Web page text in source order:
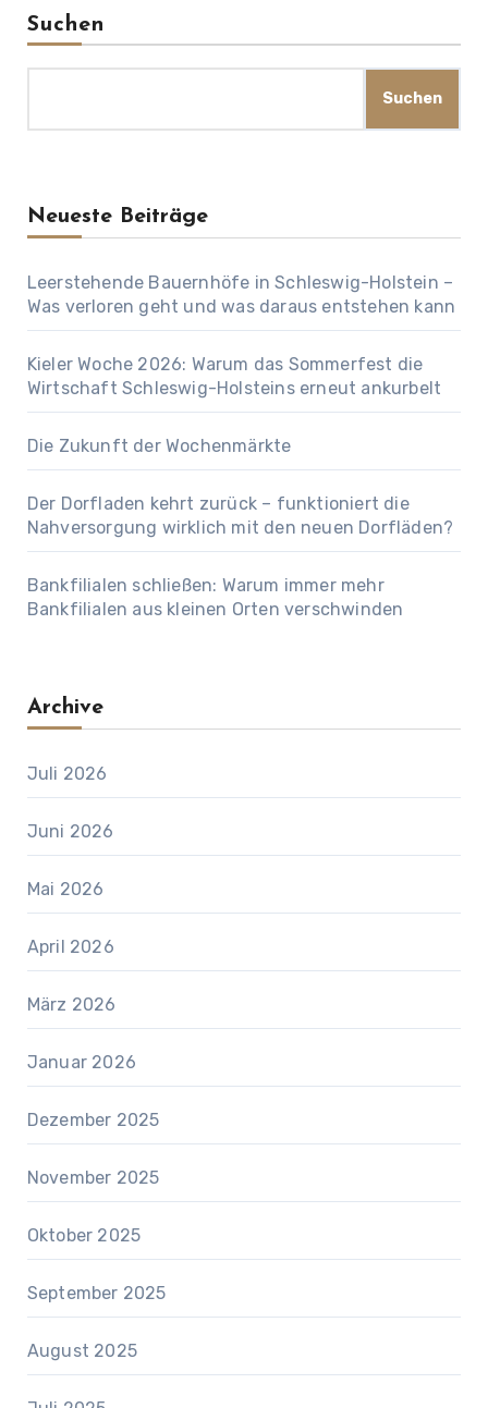
Suchen
Suchen
Neueste Beiträge
Leerstehende Bauernhöfe in Schleswig-Holstein –
Was verloren geht und was daraus entstehen kann
Kieler Woche 2026: Warum das Sommerfest die
Wirtschaft Schleswig-Holsteins erneut ankurbelt
Die Zukunft der Wochenmärkte
Der Dorfladen kehrt zurück – funktioniert die
Nahversorgung wirklich mit den neuen Dorfläden?
Bankfilialen schließen: Warum immer mehr
Bankfilialen aus kleinen Orten verschwinden
Archive
Juli 2026
Juni 2026
Mai 2026
April 2026
März 2026
Januar 2026
Dezember 2025
November 2025
Oktober 2025
September 2025
August 2025